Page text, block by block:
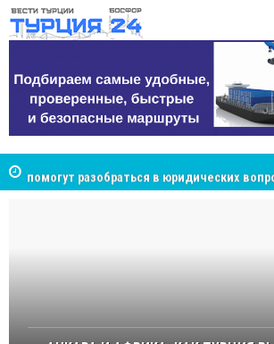
NCS Jeans: турецкий бренд, покоривший